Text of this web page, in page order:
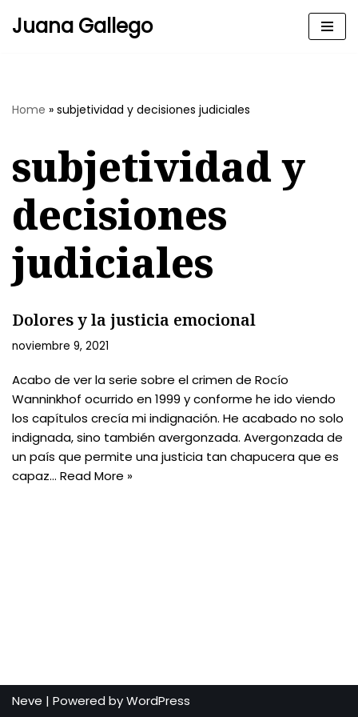
Juana Gallego
Home » subjetividad y decisiones judiciales
subjetividad y
decisiones
judiciales
Dolores y la justicia emocional
noviembre 9, 2021
Acabo de ver la serie sobre el crimen de Rocío
Wanninkhof ocurrido en 1999 y conforme he ido viendo
los capítulos crecía mi indignación. He acabado no solo
indignada, sino también avergonzada. Avergonzada de
un país que permite una justicia tan chapucera que es
capaz… Read More »
Neve | Powered byWordPress